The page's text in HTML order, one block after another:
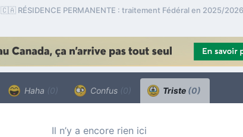
🇨🇦 RÉSIDENCE PERMANENTE : traitement Fédéral en 2025/2026
Haha (0) Confus (0) Triste (0)
Il n’y a encore rien ici